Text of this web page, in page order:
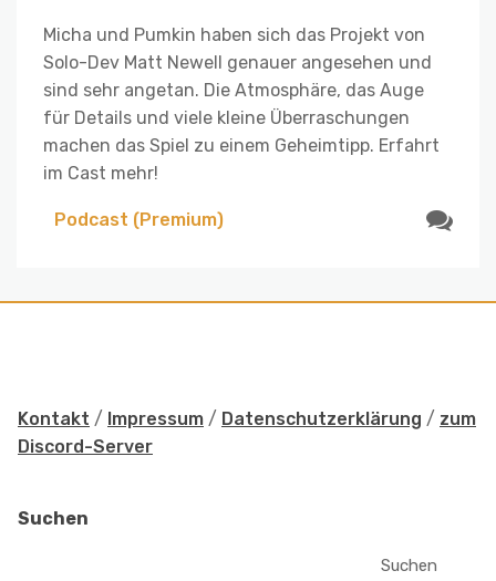
Micha und Pumkin haben sich das Projekt von
Solo-Dev Matt Newell genauer angesehen und
sind sehr angetan. Die Atmosphäre, das Auge
für Details und viele kleine Überraschungen
machen das Spiel zu einem Geheimtipp. Erfahrt
im Cast mehr!
Podcast (Premium)
Kontakt / Impressum / Datenschutzerklärung / zum
Discord-Server
Suchen
Suchen